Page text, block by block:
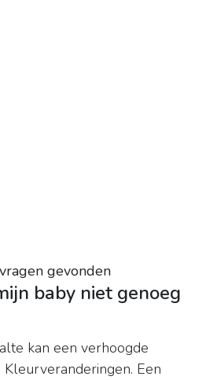
gevonden
baby niet genoeg
kan een verhoogde
Een